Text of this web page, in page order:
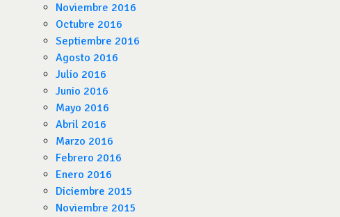
Noviembre 2016
Octubre 2016
Septiembre 2016
Agosto 2016
Julio 2016
Junio 2016
Mayo 2016
Abril 2016
Marzo 2016
Febrero 2016
Enero 2016
Diciembre 2015
Noviembre 2015